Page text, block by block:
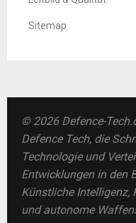
Sitemap
© 2026 Defence-
Defence Tech, die
Technologie und
Entwicklungen in den
Künstliche Intelligenz,
und autonome